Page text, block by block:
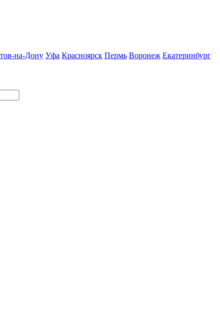
на-Дону Уфа Красноярск Пермь Воронеж Екатеринбург